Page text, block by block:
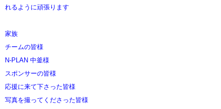
れるように頑張ります
家族
チームの皆様
N-PLAN 中釜様
スポンサーの皆様
応援に来て下さった皆様
写真を撮ってくださった皆様